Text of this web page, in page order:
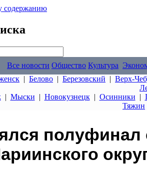
содержанию
Все новости Общество Культура
| Белово | Березовский | Верх-
| Мыски | Новокузнецк| Осинники |
Тяжин
полуфинал